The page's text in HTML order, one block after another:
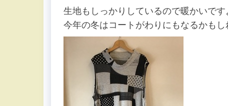
生地もしっかりしているので暖かいです
今年の冬はコートがわりにもなるかもし